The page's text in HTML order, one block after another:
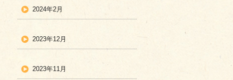
2024年2月
2023年12月
2023年11月